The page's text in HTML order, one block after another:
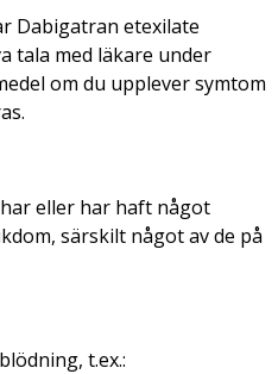
Dabigatran etexilate
tala med läkare under
om du upplever symtom
eller har haft något
särskilt något av de på
t.ex.: